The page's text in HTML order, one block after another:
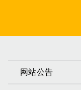
网站公告